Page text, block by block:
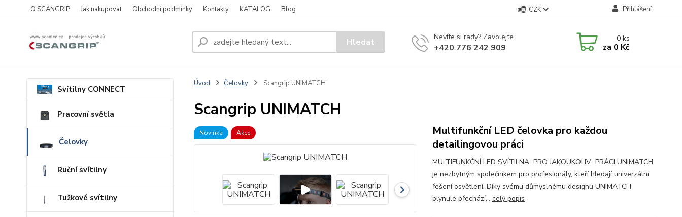
O SCANGRIP Jak nakupovat Obchodní podmínky Kontakty KATALOG Blog CZK Přihlášení
Hledat Nevíte si rady? Zavolejte.
+420 776 242 909
0ks
za 0 Kč
Svítilny CONNECT
Pracovní světla
Čelovky
Ruční svítilny
Tužkové svítilny
Úvod Čelovky Scangrip UNIMATCH
Scangrip UNIMATCH
Novinka Akce
Multifunkční LED čelovka pro každou
detailingovou práci
MULTIFUNKČNÍ LED SVÍTILNA PRO JAKOUKOLIV PRÁCI UNIMATCH
je nezbytným společníkem pro profesionály, kteří hledají univerzální
řešení osvětlení. Díky svému důmyslnému designu UNIMATCH
plynule přechází... celý popis